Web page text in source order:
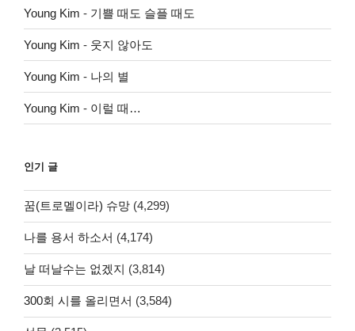
Young Kim - 기쁠 때도 슬플 때도
Young Kim - 웃지 않아도
Young Kim - 나의 별
Young Kim - 이럴 때…
인기 글
꿈(트로멜이라) 슈망 (4,299)
나를 용서 하소서 (4,174)
날 떠날수는 없겠지 (3,814)
300회 시를 올리면서 (3,584)